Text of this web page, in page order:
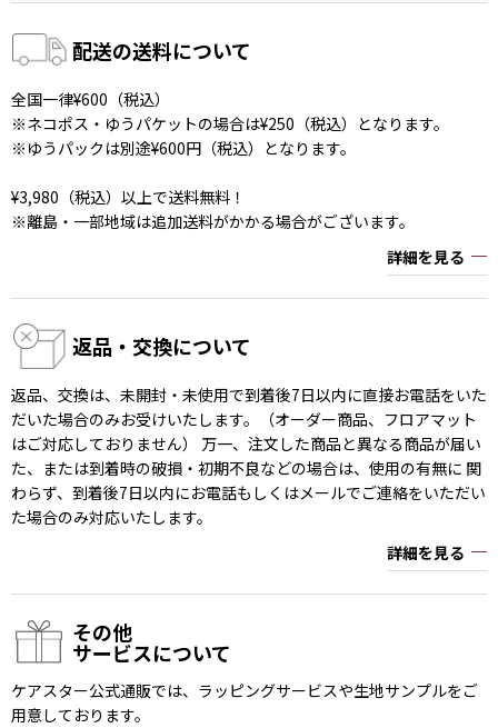
配送の送料について
全国一律¥600（税込）
※ネコポス・ゆうパケットの場合は¥250（税込）となります。
※ゆうパックは別途¥600円（税込）となります。
¥3,980（税込）以上で送料無料！
※離島・一部地域は追加送料がかかる場合がございます。
詳細を見る
返品・交換について
返品、交換は、未開封・未使用で到着後7日以内に直接お電話をいた
だいた場合のみお受けいたします。（オーダー商品、フロアマット
はご対応しておりません） 万一、注文した商品と異なる商品が届い
た、または到着時の破損・初期不良などの場合は、使用の有無に 関
わらず、到着後7日以内にお電話もしくはメールでご連絡をいただい
た場合のみ対応いたします。
詳細を見る
その他
サービスについて
ケアスター公式通販では、ラッピングサービスや生地サンプルをご
用意しております。